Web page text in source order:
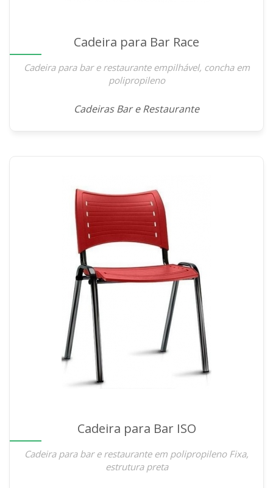
Cadeira para Bar Race
Cadeira para bar e restaurante empilhável, concha em
polipropileno
Cadeiras Bar e Restaurante
Cadeira para Bar ISO
Cadeira para bar e restaurante em polipropileno Fixa,
estrutura preta